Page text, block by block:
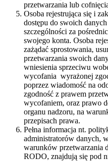
przetwarzania lub
Osoba rejestrująca się i
dostępu do swoich
szczególności za
swojego konta. Osoba
zażądać sprostowania,
przetwarzania swoich
wniesienia sprzeciwu
wycofania wyrażonej
poprzez wiadomość na
zgodność z prawem
wycofaniem, oraz prawo
organu nadzoru, na
przepisach prawa.
Pełna informacja nt.
administratorów danych,
warunków przetwarzania
RODO, znajdują się pod